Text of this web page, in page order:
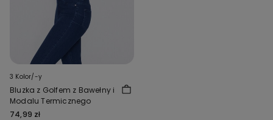
3 Kolor/-y
Bluzka z Golfem z Bawełny i
Modalu Termicznego
74,99 zł